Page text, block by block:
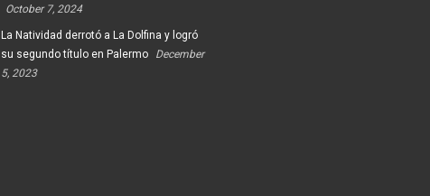
October 7, 2024
La Natividad derrotó a La Dolfina y logró
su segundo título en Palermo
December
5, 2023